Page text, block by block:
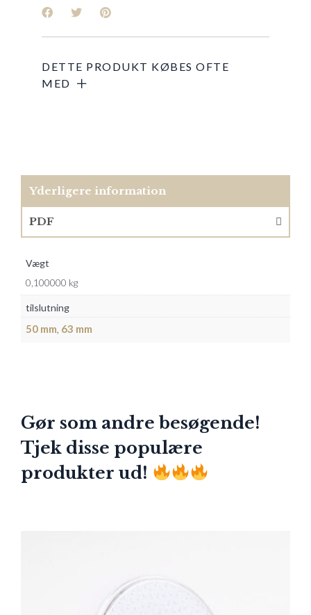
Yderligere information
PDF
Vægt
0,100000 kg
tilslutning
50 mm 63 mm
Gør som andre besøgende!
Tjek disse populære
produkter ud!